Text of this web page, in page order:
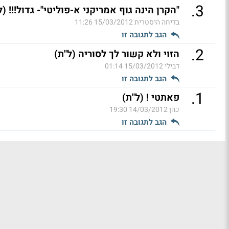
3
. "הקרן הינה גוף אמריקני א-פוליטי"- גדול!!!
בדיחה היסטרית15/03/2012 11:26
הגב לתגובה זו
2
. הזוי ולא קשור לך לסוריה (ל"ת)
דבילי15/03/2012 01:14
הגב לתגובה זו
1
. פאתטי ! (ל"ת)
כהן14/03/2012 19:30
הגב לתגובה זו